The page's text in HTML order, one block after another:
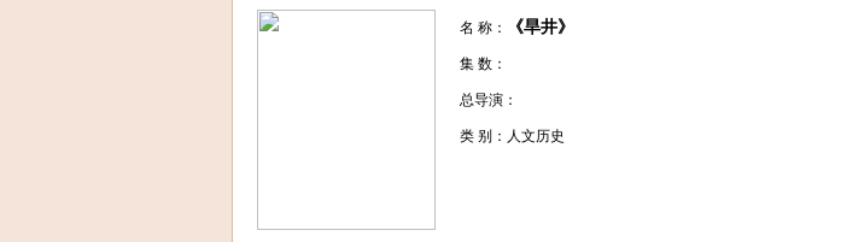
名 称： 《旱井》
集 数：
总导演：
类 别：人文历史